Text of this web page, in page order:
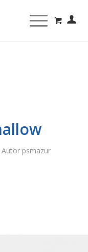
Autor psmazur